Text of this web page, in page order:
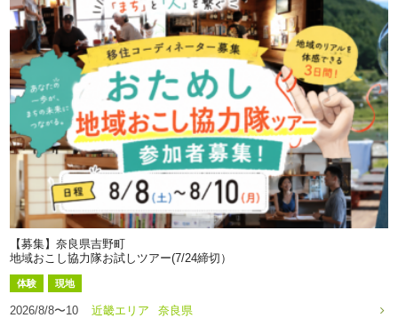
【募集】奈良県吉野町
地域おこし協力隊お試しツアー(7/24締切）
体験 現地
2026/8/8〜10 近畿エリア 奈良県